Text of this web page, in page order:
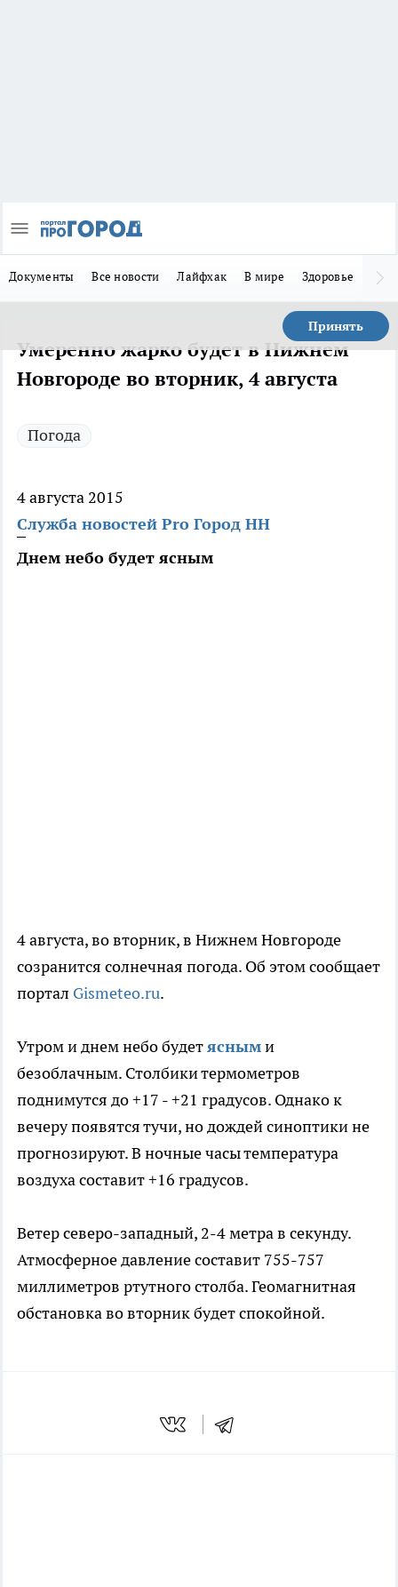
Документы Все новости Лайфхак В мире Здоровье
Принять
Умеренно жарко будет в Нижнем
Новгороде во вторник, 4 августа
Погода
4 августа 2015
Служба новостей Pro Город НН
Днем небо будет ясным
4 августа, во вторник, в Нижнем Новгороде
созранится солнечная погода. Об этом сообщает
портал Gismeteo.ru.
Утром и днем небо будетясными
безоблачным. Столбики термометров
поднимутся до +17 - +21 градусов. Однако к
вечеру появятся тучи, но дождей синоптики не
прогнозируют. В ночные часы температура
воздуха составит +16 градусов.
Ветер северо-западный, 2-4 метра в секунду.
Атмосферное давление составит 755-757
миллиметров ртутного столба. Геомагнитная
обстановка во вторник будет спокойной.